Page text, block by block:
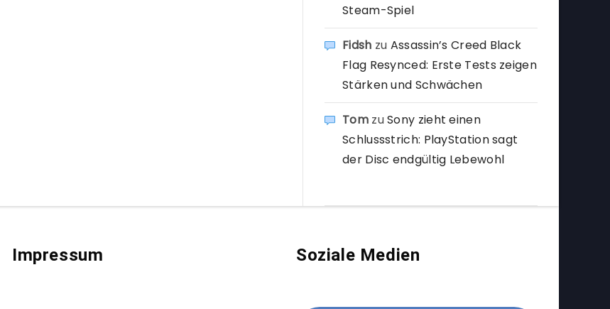
Steam-Spiel
Fidsh zu Assassin’s Creed Black
Flag Resynced: Erste Tests zeigen
Stärken und Schwächen
TomzuSony zieht einen
Schlussstrich: PlayStation sagt
der Disc endgültig Lebewohl
Impressum Soziale Medien